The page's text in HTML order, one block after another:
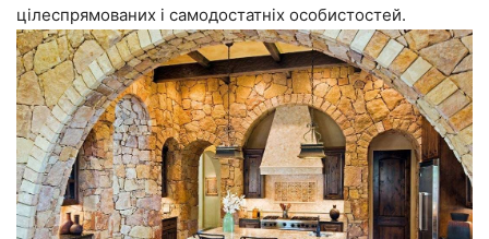
цілеспрямованих і самодостатніх особистостей.